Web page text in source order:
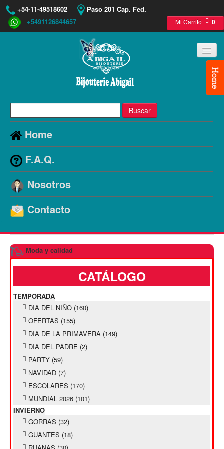
+54-11-49518602
Paso 201 Cap. Fed.
+5491126844657
Mi Carrito 0
Buscar
Home
F.A.Q.
Nosotros
Contacto
Moda y calidad
CATÁLOGO
TEMPORADA
DIA DEL NIÑO (160)
OFERTAS (155)
DIA DE LA PRIMAVERA (149)
DIA DEL PADRE (2)
PARTY (59)
NAVIDAD (7)
ESCOLARES (170)
MUNDIAL 2026 (101)
INVIERNO
GORRAS (32)
GUANTES (18)